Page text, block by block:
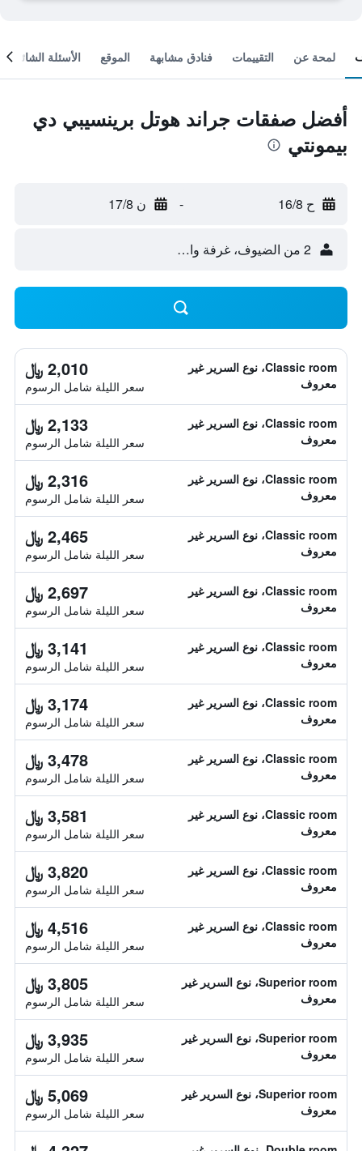
لمحة عن التقييمات فنادق مشابهة الموقع الأسئلة الشائعة
أفضل صفقات جراند هوتل برينسيبي دي
بيمونتي
ح 16/8 - ن 17/8
2 من الضيوف، غرفة واحدة
Classic room، نوع السرير غير
معروف
2,010 ﷼
سعر الليلة شامل الرسوم
Classic room، نوع السرير غير
معروف
2,133 ﷼
سعر الليلة شامل الرسوم
Classic room، نوع السرير غير
معروف
2,316 ﷼
سعر الليلة شامل الرسوم
Classic room، نوع السرير غير
معروف
2,465 ﷼
سعر الليلة شامل الرسوم
Classic room، نوع السرير غير
معروف
2,697 ﷼
سعر الليلة شامل الرسوم
Classic room، نوع السرير غير
معروف
3,141 ﷼
سعر الليلة شامل الرسوم
Classic room، نوع السرير غير
معروف
3,174 ﷼
سعر الليلة شامل الرسوم
Classic room، نوع السرير غير
معروف
3,478 ﷼
سعر الليلة شامل الرسوم
Classic room، نوع السرير غير
معروف
3,581 ﷼
سعر الليلة شامل الرسوم
Classic room، نوع السرير غير
معروف
3,820 ﷼
سعر الليلة شامل الرسوم
Classic room، نوع السرير غير
معروف
4,516 ﷼
سعر الليلة شامل الرسوم
Superior room، نوع السرير غير
معروف
3,805 ﷼
سعر الليلة شامل الرسوم
Superior room، نوع السرير غير
معروف
3,935 ﷼
سعر الليلة شامل الرسوم
Superior room، نوع السرير غير
معروف
5,069 ﷼
سعر الليلة شامل الرسوم